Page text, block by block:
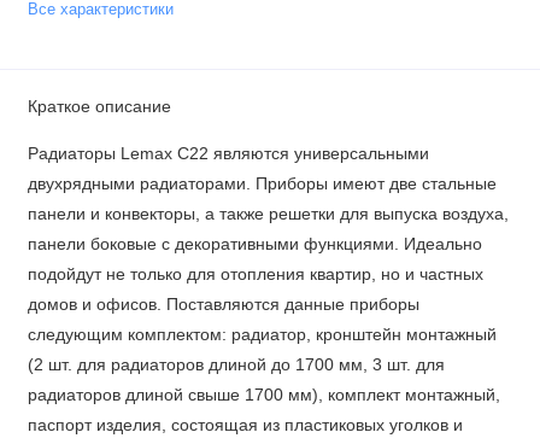
Все характеристики
Краткое описание
Радиаторы Lemax С22 являются универсальными
двухрядными радиаторами. Приборы имеют две стальные
панели и конвекторы, а также решетки для выпуска воздуха,
панели боковые с декоративными функциями. Идеально
подойдут не только для отопления квартир, но и частных
домов и офисов. Поставляются данные приборы
следующим комплектом: радиатор, кронштейн монтажный
(2 шт. для радиаторов длиной до 1700 мм, 3 шт. для
радиаторов длиной свыше 1700 мм), комплект монтажный,
паспорт изделия, состоящая из пластиковых уголков и